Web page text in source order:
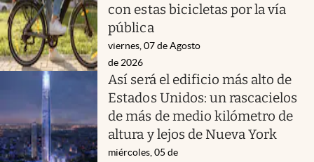
con estas bicicletas por la vía
pública
viernes, 07 de Agosto
de 2026
Así será el edificio más alto de
Estados Unidos: un rascacielos
de más de medio kilómetro de
altura y lejos de Nueva York
miércoles, 05 de